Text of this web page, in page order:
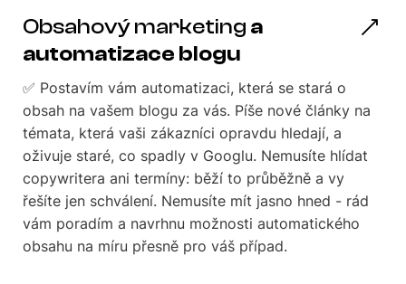
Obsahový marketing a
automatizace blogu
✅ Postavím vám automatizaci, která se stará o
obsah na vašem blogu za vás. Píše nové články na
témata, která vaši zákazníci opravdu hledají, a
oživuje staré, co spadly v Googlu. Nemusíte hlídat
copywritera ani termíny: běží to průběžně a vy
řešíte jen schválení. Nemusíte mít jasno hned - rád
vám poradím a navrhnu možnosti automatického
obsahu na míru přesně pro váš případ.